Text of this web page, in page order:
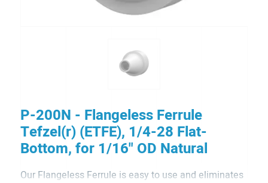
P-200N - Flangeless Ferrule
Tefzel(r) (ETFE), 1/4-28 Flat-
Bottom, for 1/16" OD Natural
Our Flangeless Ferrule is easy to use and eliminates